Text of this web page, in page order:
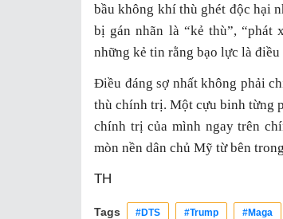
bầu không khí thù ghét độc hại
bị gán nhãn là “kẻ thù”, “phát
những kẻ tin rằng bạo lực là điều
Điều đáng sợ nhất không phải
thù chính trị. Một cựu binh từng
chính trị của mình ngay trên
mòn nền dân chủ Mỹ từ bên
TH
Tags #DTS #Trump #Maga